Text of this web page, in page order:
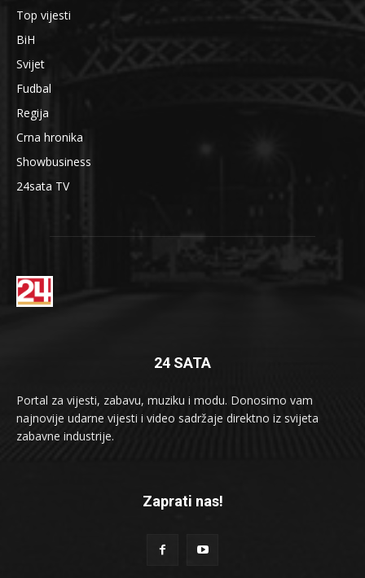
Top vijesti
BiH
Svijet
Fudbal
Regija
Crna hronika
Showbusiness
24sata TV
24 SATA
Portal za vijesti, zabavu, muziku i modu. Donosimo vam
najnovije udarne vijesti i video sadržaje direktno iz svijeta
zabavne industrije.
Zaprati nas!